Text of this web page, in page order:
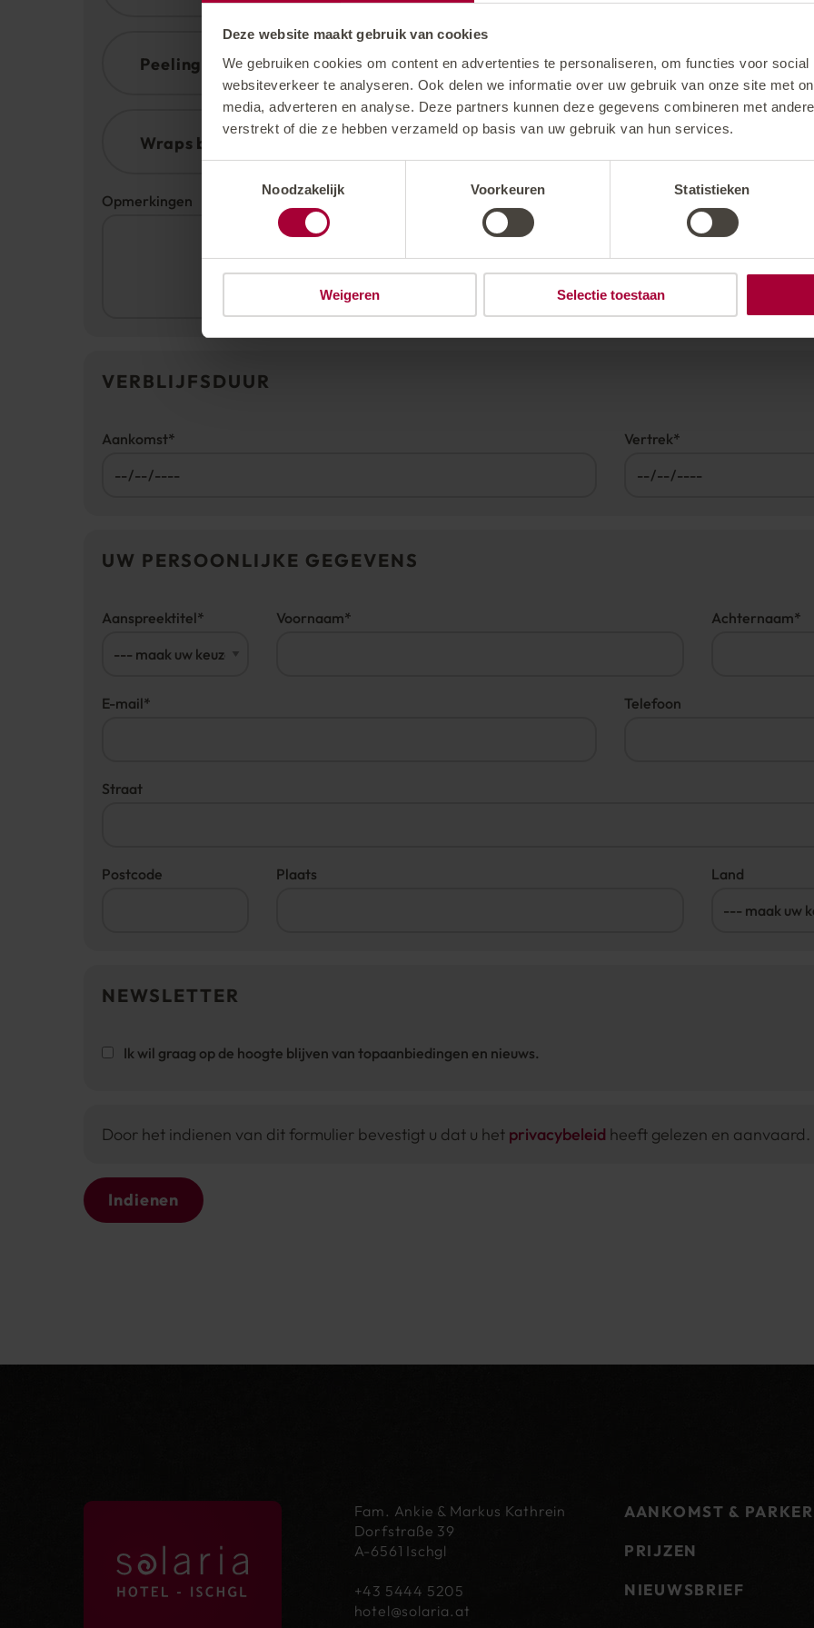
Deze website maakt gebruik van cookies
We gebruiken cookies om content en advertenties te personaliseren, om functies voor
websiteverkeer te analyseren. Ook delen we informatie over uw gebruik van onze site met
media, adverteren en analyse. Deze partners kunnen deze gegevens combineren met
verstrekt of die ze hebben verzameld op basis van uw gebruik van hun services.
Noodzakelijk
Voorkeuren Statistieken
Weigeren Selectie toestaan
Rugmassage met gezichtsbehandeling
Peeling met volledig lichaam massage
Peelings
Suiker - Olie Peeling
Kruiden - Olie Peeling
Wraps behandelingen
Slankingswikkel behandeling
Opmerkingen
VERBLIJFSDUUR
Aankomst* Vertrek*
UW PERSOONLIJKE GEGEVENS
Aanspreektitel* Voornaam* Achternaam*
E-mail* Telefoon
Straat
Postcode Plaats Land
NEWSLETTER
Ik wil graag op de hoogte blijven van topaanbiedingen en nieuws.
Door het indienen van dit formulier bevestigt u dat u het privacybeleid heeft gelezen en aanvaard.
Indienen
Fam. Ankie & Markus Kathrein
Dorfstraße 39
A-6561 Ischgl
+43 5444 5205
hotel@solaria.at
AANKOMST &
PRIJZEN
NIEUWSBRIEF